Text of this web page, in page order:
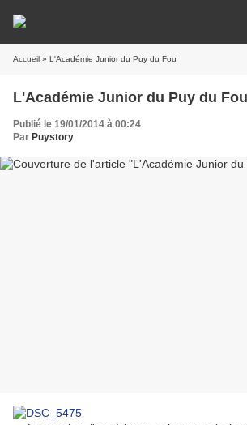
Accueil » L'Académie Junior du Puy du Fou
L'Académie Junior du Puy du Fou
Publié le 19/01/2014 à 00:24
Par Puystory